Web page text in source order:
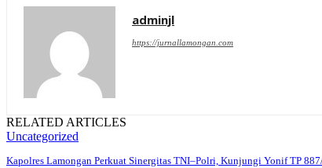
adminjl
https://jurnallamongan.com
RELATED ARTICLES
Uncategorized
Kapolres Lamongan Perkuat Sinergitas TNI–Polri, Kunjungi Yonif TP